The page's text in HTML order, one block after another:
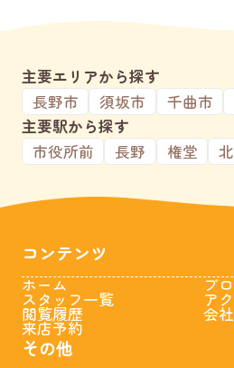
主要エリアから探す
長野市
須坂市 千曲市
主要駅から探す
市役所前
長野 権堂
コンテンツ
ホーム
スタッフ一覧
閲覧履歴
来店予約
ブ
ア
会
その他